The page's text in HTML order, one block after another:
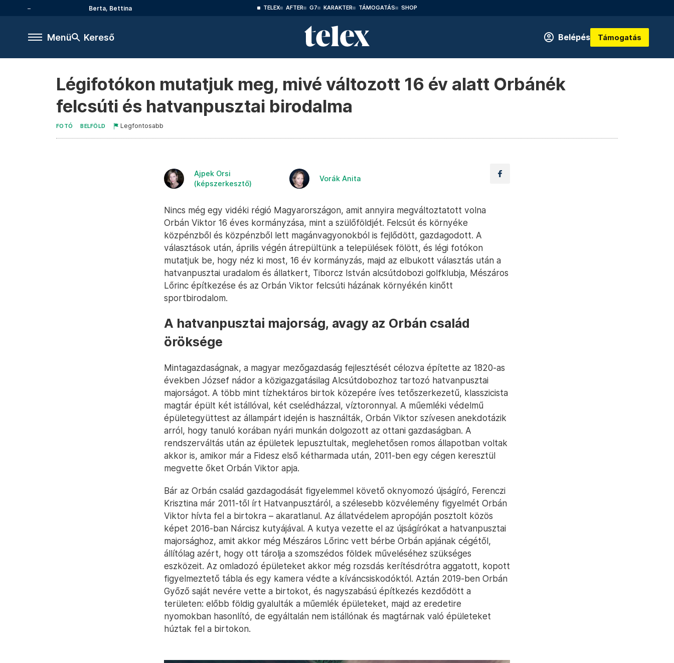
Berta, Bettina TELEX AFTER G7 KARAKTER TÁMOGATÁS SHOP
Menü Kereső Belépés Támogatás
Légifotókon mutatjuk meg, mivé változott 16 év alatt Orbánék
felcsúti és hatvanpusztai birodalma
FOTÓ BELFÖLD Legfontosabb
Ajpek Orsi
(képszerkesztő)
Vorák Anita
Nincs még egy vidéki régió Magyarországon, amit annyira megváltoztatott volna
Orbán Viktor 16 éves kormányzása, mint a szülőföldjét. Felcsút és környéke
közpénzből és közpénzből lett magánvagyonokból is fejlődött, gazdagodott. A
választások után, április végén átrepültünk a települések fölött, és légi fotókon
mutatjuk be, hogy néz ki most, 16 év kormányzás, majd az elbukott választás után a
hatvanpusztai uradalom és állatkert, Tiborcz István alcsútdobozi golfklubja, Mészáros
Lőrinc építkezése és az Orbán Viktor felcsúti házának környékén kinőtt
sportbirodalom.
A hatvanpusztai majorság, avagy az Orbán család
öröksége
Mintagazdaságnak, a magyar mezőgazdaság fejlesztését célozva építette az 1820-as
években József nádor a közigazgatásilag Alcsútdobozhoz tartozó hatvanpusztai
majorságot. A több mint tízhektáros birtok közepére íves tetőszerkezetű, klasszicista
magtár épült két istállóval, két cselédházzal, víztoronnyal. A műemléki védelmű
épületegyüttest az állampárt idején is használták, Orbán Viktor szívesen anekdotázik
arról, hogy tanuló korában nyári munkán dolgozott az ottani gazdaságban. A
rendszerváltás után az épületek lepusztultak, meglehetősen romos állapotban voltak
akkor is, amikor már a Fidesz első kétharmada után, 2011-ben egy cégen keresztül
megvette őket Orbán Viktor apja.
Bár az Orbán család gazdagodását figyelemmel követő oknyomozó újságíró, Ferenczi
Krisztina már 2011-től írt Hatvanpusztáról, a szélesebb közvélemény figyelmét Orbán
Viktor hívta fel a birtokra – akaratlanul. Az állatvédelem apropóján posztolt közös
képet 2016-ban Nárcisz kutyájával. A kutya vezette el az újságírókat a hatvanpusztai
majorsághoz, amit akkor még Mészáros Lőrinc vett bérbe Orbán apjának cégétől,
állítólag azért, hogy ott tárolja a szomszédos földek műveléséhez szükséges
eszközeit. Az omladozó épületeket akkor még rozsdás kerítésdrótra aggatott, kopott
figyelmeztető tábla és egy kamera védte a kíváncsiskodóktól. Aztán 2019-ben Orbán
Győző saját nevére vette a birtokot, és nagyszabású építkezés kezdődött a
területen: előbb földig gyalulták a műemlék épületeket, majd az eredetire
nyomokban hasonlító, de egyáltalán nem istállónak és magtárnak való épületeket
húztak fel a birtokon.